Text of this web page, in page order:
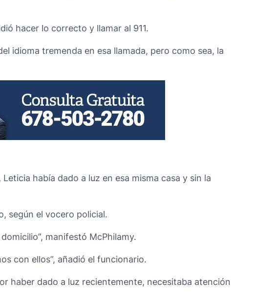
hacer lo correcto y llamar al 911.
idioma tremenda en esa llamada, pero como sea, la
había dado a luz en esa misma casa y sin la
según el vocero policial.
manifestó McPhilamy.
con ellos”, añadió el funcionario.
haber dado a luz recientemente, necesitaba atención